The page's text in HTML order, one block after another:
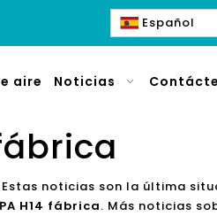
Español
aire Noticias
noticias son la última
H14 fábrica. Más noticias